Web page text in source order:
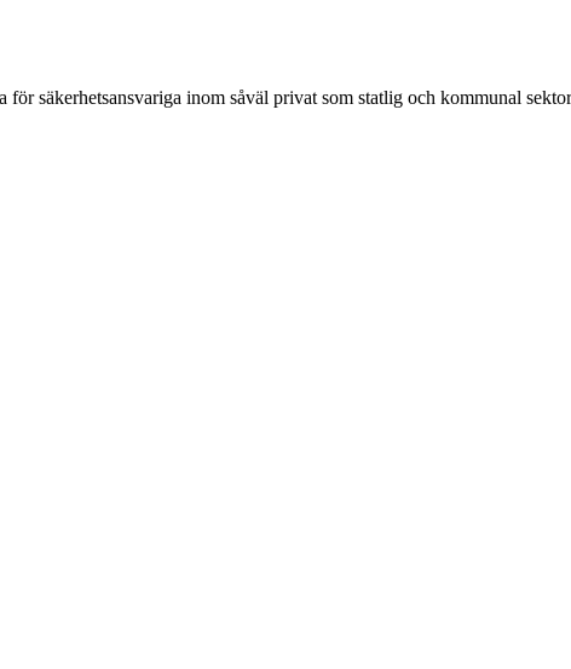
säkerhets­ansvariga inom såväl privat som statlig och kommunal